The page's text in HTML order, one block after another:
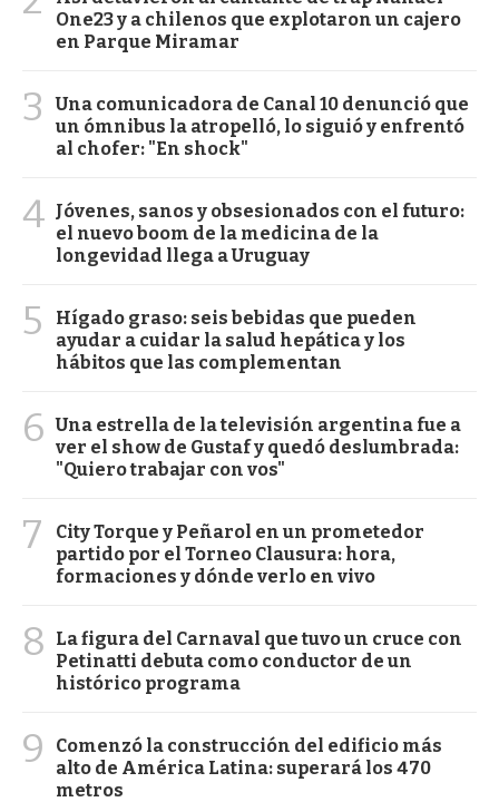
One23 y a chilenos que explotaron un cajero
en Parque Miramar
3
Una comunicadora de Canal 10 denunció que
un ómnibus la atropelló, lo siguió y enfrentó
al chofer: "En shock"
4 Jóvenes, sanos y obsesionados con el futuro:
el nuevo boom de la medicina de la
longevidad llega a Uruguay
5
Hígado graso: seis bebidas que pueden
ayudar a cuidar la salud hepática y los
hábitos que las complementan
6 Una estrella de la televisión argentina fue a
ver el show de Gustaf y quedó deslumbrada:
"Quiero trabajar con vos"
7
City Torque y Peñarol en un prometedor
partido por el Torneo Clausura: hora,
formaciones y dónde verlo en vivo
8
La figura del Carnaval que tuvo un cruce con
Petinatti debuta como conductor de un
histórico programa
9
Comenzó la construcción del edificio más
alto de América Latina: superará los 470
metros